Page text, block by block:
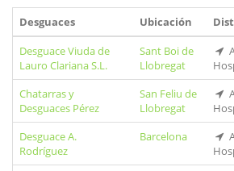
Desguaces Ubicación
Desguace Viuda de
Lauro Clariana S.L.
Sant Boi de
Llobregat
Chatarras y
Desguaces Pérez
San Feliu de
Llobregat
Desguace A.
Rodríguez
Barcelona